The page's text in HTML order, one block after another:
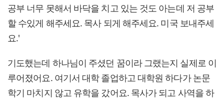
공부 너무 못해서 바닥을 치고 있는 것도 아는데 저 공부
할 수있게 해주세요. 목사 되게 해주세요. 미국 보내주세
요.'
기도했는데 하나님이 주셨던 꿈이라 그랬는지 실제로 이
루어졌어요. 여기서 대학 졸업하고 대학원 하다가 논문
학기 마치지 않고 유학을 갔어요. 목사가 되고 사역을 하